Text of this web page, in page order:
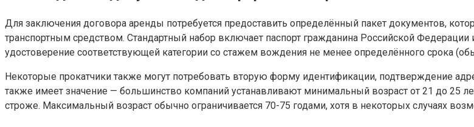
Для заключения договора аренды потребуется предоставить определённый пакет документов,
транспортным средством. Стандартный набор включает паспорт гражданина Российской Федерации
удостоверение соответствующей категории со стажем вождения не менее определённого срока
Некоторые прокатчики также могут потребовать вторую форму идентификации, подтверждение
также имеет значение — большинство компаний устанавливают минимальный возраст от 21 до 25
строже. Максимальный возраст обычно ограничивается 70-75 годами, хотя в некоторых случаях